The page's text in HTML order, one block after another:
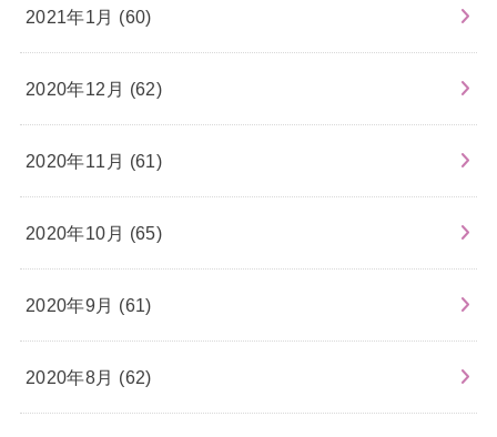
2021年1月 (60)
2020年12月 (62)
2020年11月 (61)
2020年10月 (65)
2020年9月 (61)
2020年8月 (62)